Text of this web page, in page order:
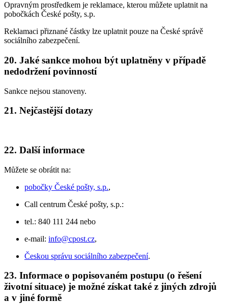
Opravným prostředkem je reklamace, kterou můžete uplatnit na
pobočkách České pošty, s.p.
Reklamaci přiznané částky lze uplatnit pouze na České správě
sociálního zabezpečení.
20. Jaké sankce mohou být uplatněny v případě
nedodržení povinností
Sankce nejsou stanoveny.
21. Nejčastější dotazy
22. Další informace
Můžete se obrátit na:
pobočky České pošty, s.p.,
Call centrum České pošty, s.p.:
tel.: 840 111 244 nebo
e-mail: info@cpost.cz,
Českou správu sociálního zabezpečení.
23. Informace o popisovaném postupu (o řešení
životní situace) je možné získat také z jiných zdrojů
a v jiné formě